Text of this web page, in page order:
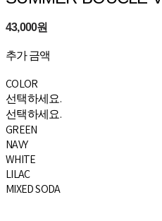
43,000원
추가 금액
COLOR
선택하세요.
선택하세요.
GREEN
NAVY
WHITE
LILAC
MIXED SODA